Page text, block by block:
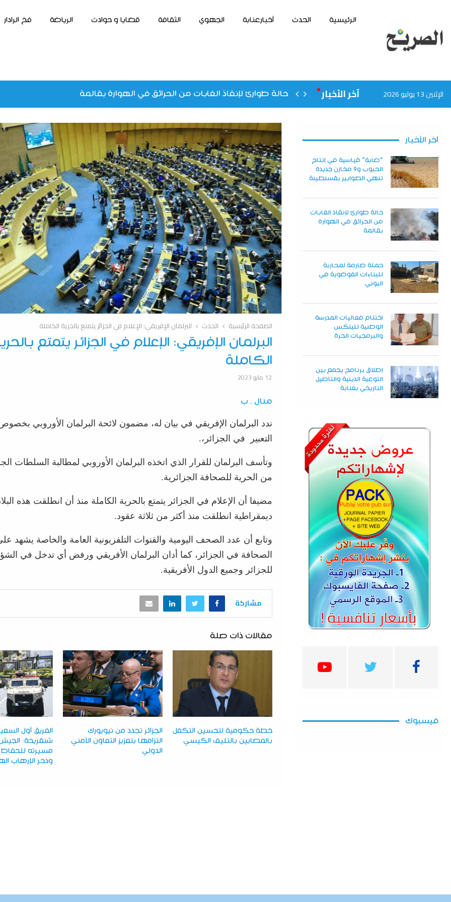
الرئيسية الحدث أخبارعنابة الجهوي الثقافة قضايا و حوادث الرياضة فخ الرادار
الإثنين 13 يوليو 2026 آخر الأخبار حالة طوارئ لإنقاذ الغابات من الحرائق في الهوارة بقالمة
الصفحة الرئيسية الحدث البرلمان الإفريقي: الإعلام في الجزائر يتمتع بالحرية الكاملة
البرلمان الإفريقي: الإعلام في الجزائر يتمتع
الكاملة
12 مايو 2023
منال . ب
ندد البرلمان الإفريقي في بيان له، مضمون لائحة البرلمان الأوروبي
التعبير في الجزائر،.
وتأسف البرلمان للقرار الذي اتخذه البرلمان الأوروبي لمطالبة السلطات
من الحرية للصحافة الجزائرية.
مضيفا أن الإعلام في الجزائر يتمتع بالحرية الكاملة منذ أن انطلقت هذه
ديمقراطية انطلقت منذ أكثر من ثلاثة عقود.
وتابع أن عدد الصحف اليومية والقنوات التلفزيونية العامة والخاصة يشهد
الصحافة في الجزائر، كما أدان البرلمان الأفريقي ورفض أي تدخل في
للجزائر وجميع الدول الأفريقية.
مشاركة
مقالات ذات صلة
خطة حكومية لتحسين التكفل
بالمصابين بالتليف الكيسي
الجزائر تجدد من نيويورك
التزامها بتعزيز التعاون الأمني
الدولي
الفريق أول
شنقريحة:
مسيرته للحفاظ
ودحر الإرهاب
آخر الأخبار
“صابة” قياسية في إنتاج
الحبوب و9 مخازن جديدة
تنهي الطوابير بقسنطينة
حالة طوارئ لإنقاذ الغابات
من الحرائق في الهوارة
بقالمة
حملة صارمة لمحاربة
للبناءات الفوضوية في
البوني
اختتام فعاليات المدرسة
الوطنية للينكس
والبرمجيات الحرة
إطلاق برنامج يجمع بين
التوعية الدينية والتأصيل
التاريخي بعنابة
فيسبوك